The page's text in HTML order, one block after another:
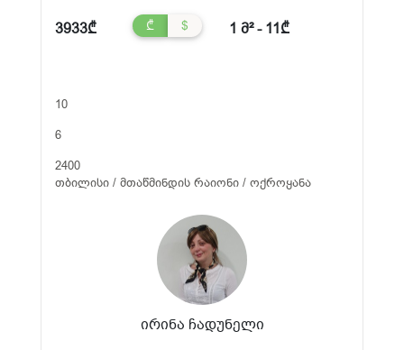
3933₾ ₾ $ 1 მ² - 11₾
10
6
2400
თბილისი / მთაწმინდის რაიონი / ოქროყანა
ირინა ჩადუნელი